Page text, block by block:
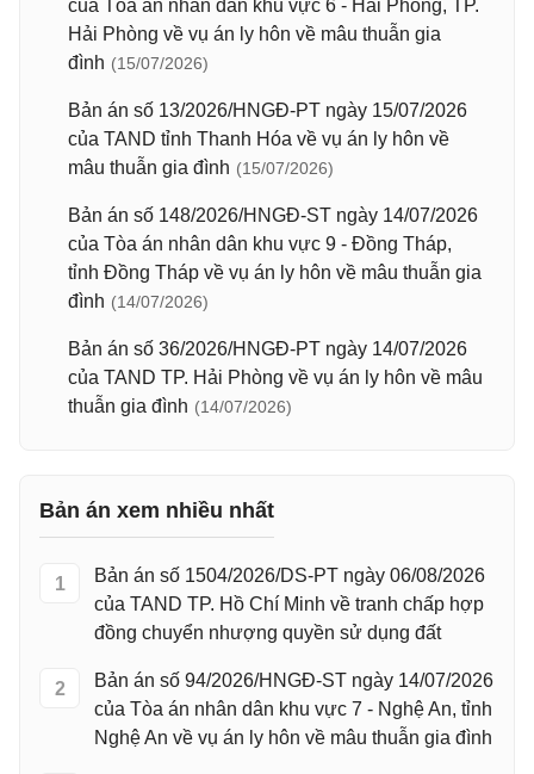
của Tòa án nhân dân khu vực 6 - Hải Phòng, TP.
Hải Phòng về vụ án ly hôn về mâu thuẫn gia
đình (15/07/2026)
Bản án số 13/2026/HNGĐ-PT ngày 15/07/2026
của TAND tỉnh Thanh Hóa về vụ án ly hôn về
mâu thuẫn gia đình (15/07/2026)
Bản án số 148/2026/HNGĐ-ST ngày 14/07/2026
của Tòa án nhân dân khu vực 9 - Đồng Tháp,
tỉnh Đồng Tháp về vụ án ly hôn về mâu thuẫn gia
đình (14/07/2026)
Bản án số 36/2026/HNGĐ-PT ngày 14/07/2026
của TAND TP. Hải Phòng về vụ án ly hôn về mâu
thuẫn gia đình (14/07/2026)
Bản án xem nhiều nhất
1
Bản án số 1504/2026/DS-PT ngày 06/08/2026
của TAND TP. Hồ Chí Minh về tranh chấp hợp
đồng chuyển nhượng quyền sử dụng đất
2
Bản án số 94/2026/HNGĐ-ST ngày 14/07/2026
của Tòa án nhân dân khu vực 7 - Nghệ An, tỉnh
Nghệ An về vụ án ly hôn về mâu thuẫn gia đình